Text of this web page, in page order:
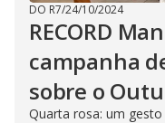
DO R7/24/10/2024
RECORD
campanha
sobre o
Quarta rosa: um